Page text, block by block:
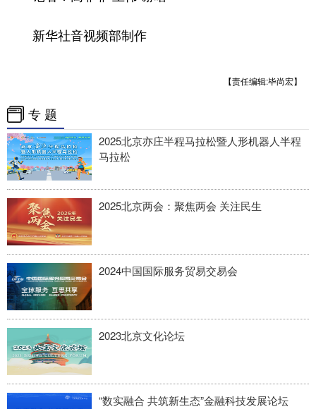
新华社音视频部制作
【责任编辑:毕尚宏】
专 题
2025北京亦庄半程马拉松暨人形机器人半程
马拉松
2025北京两会：聚焦两会 关注民生
2024中国国际服务贸易交易会
2023北京文化论坛
“数实融合 共筑新生态”金融科技发展论坛